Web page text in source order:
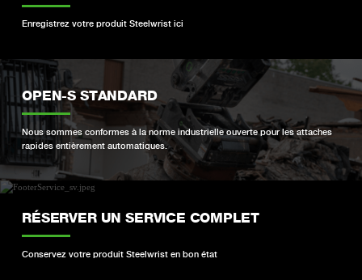
Enregistrez votre produit Steelwrist ici
OPEN-S STANDARD
Nous sommes conformes à la norme industrielle ouverte pour les attaches
rapides entièrement automatiques.
RÉSERVER UN SERVICE COMPLET
Conservez votre produit Steelwrist en bon état